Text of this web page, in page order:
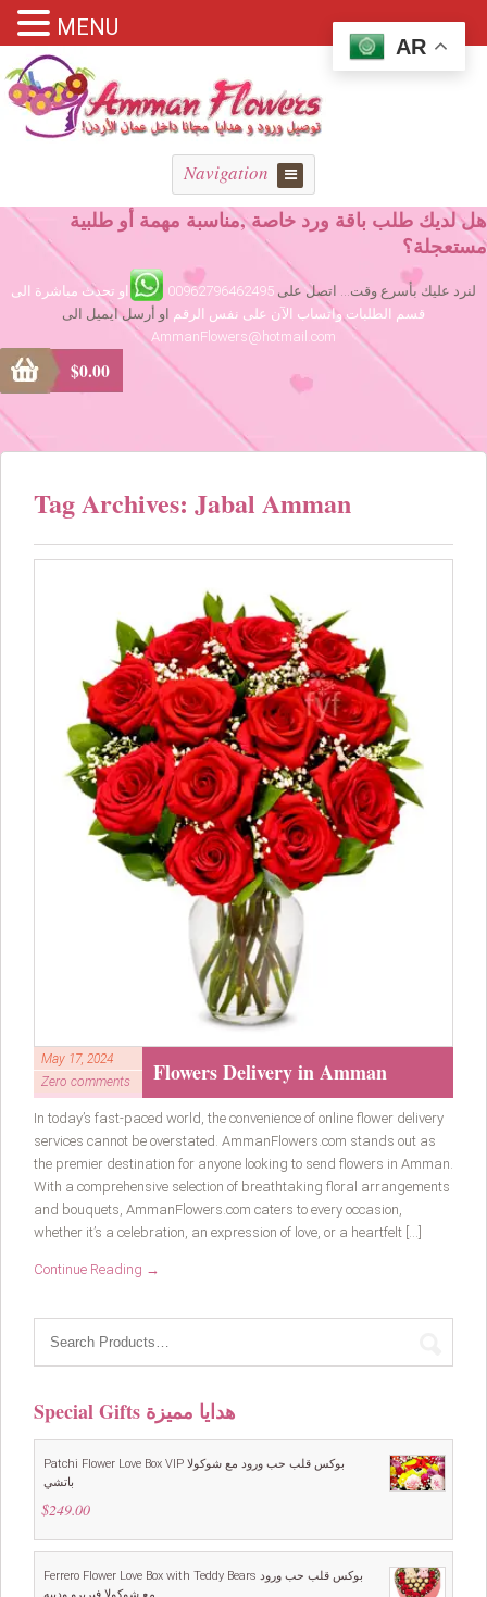
Navigation
هل لديك طلب باقة ورد خاصة ,مناسبة مهمة أو طلبية
مستعجلة؟
لنرد عليك بأسرع وقت... اتصل على 00962796462495
او تحدث مباشرة الى
قسم الطلبات واتساب الآن على نفس الرقم او أرسل ايميل الى
AmmanFlowers@hotmail.com
$0.00
Tag Archives: Jabal Amman
May 17, 2024
Zero comments
Flowers Delivery in Amman
In today’s fast-paced world, the convenience of online flower delivery
services cannot be overstated. AmmanFlowers.com stands out as
the premier destination for anyone looking to send flowers in Amman.
With a comprehensive selection of breathtaking floral arrangements
and bouquets, AmmanFlowers.com caters to every occasion,
whether it’s a celebration, an expression of love, or a heartfelt […]
Continue Reading →
Special Gifts هدايا مميزة
Patchi Flower Love Box VIP بوكس قلب حب ورود مع شوكولا
باتشي
$249.00
Ferrero Flower Love Box with Teddy Bears بوكس قلب حب ورود
مع شوكولا فيريرو ودببه
AR
MENU